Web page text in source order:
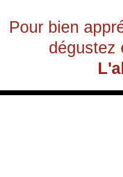
Pour bien
dégustez